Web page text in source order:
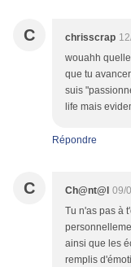
C chrisscrap
wouahh
que tu
suis
life mais
Répondre
C Ch@nt@l 09/
Tu n'as pas à
ainsi que les
remplis